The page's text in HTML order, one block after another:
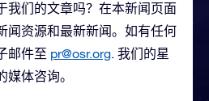
我们的文章吗？在本新闻页面
闻资源和最新新闻。如有任何
邮件至 pr@osr.org. 我们的星
体咨询。